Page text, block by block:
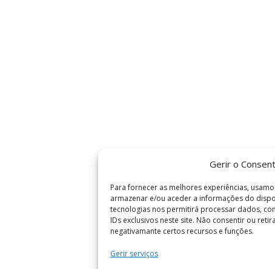
Gerir o
Para fornecer as melhores experiências,
armazenar e/ou aceder a informações do
tecnologias nos permitirá processar dados,
IDs exclusivos neste site. Não consentir ou
negativamante certos recursos e funções.
Gerir serviços